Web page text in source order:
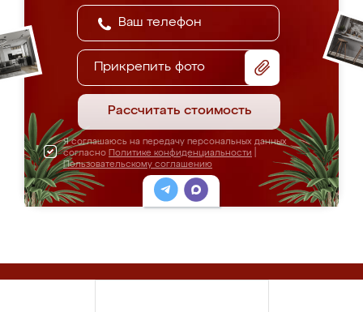
Прикрепить фото
Рассчитать стоимость
Я соглашаюсь на передачу персональных данных
согласно Политике конфиденциальности
Пользовательскому соглашению